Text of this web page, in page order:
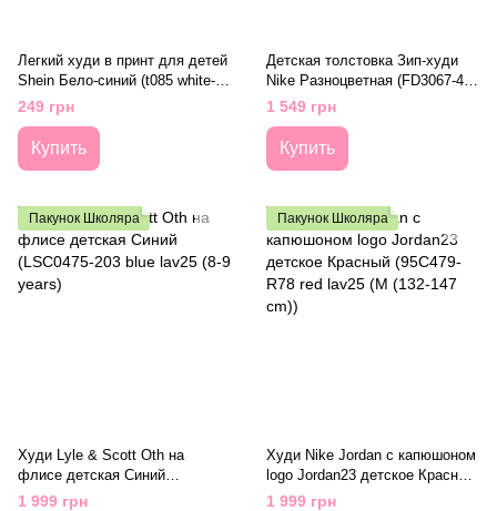
Легкий худи в принт для детей
Shein Бело-синий (t085 white-
blue (100 см)
249 грн
Купить
Детская толстовка Зип-худи
Nike Разноцветная (FD3067-478
lav25 (13 years (XL))
1 549 грн
Купить
Пакунок Школяра
Худи Lyle & Scott Oth на
флисе детская Синий
(LSC0475-203 blue lav25 (8-9
1 999 грн
Пакунок Школяра
Худи Nike Jordan с капюшоном
logo Jordan23 детское Красный
(95C479-R78 red lav25 (M (132-
1 999 грн